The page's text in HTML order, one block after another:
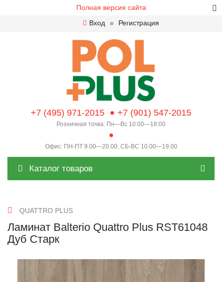
Полная версия сайта
Вход
Регистрация
+7 (495) 971-2015 +7 (901) 547-2015
Розничная точка: Пн—Вс 10:00—18:00
Офис: ПН-ПТ 9.00—20.00, СБ-ВС 10.00—19.00
Каталог товаров
QUATTRO PLUS
Ламинат Balterio Quattro Plus RST61048
Дуб Старк